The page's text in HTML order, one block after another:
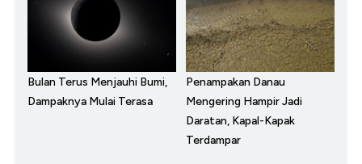
Bulan Terus Menjauhi Bumi,
Dampaknya Mulai Terasa
Penampakan Danau
Mengering Hampir Jadi
Daratan, Kapal-Kapak
Terdampar